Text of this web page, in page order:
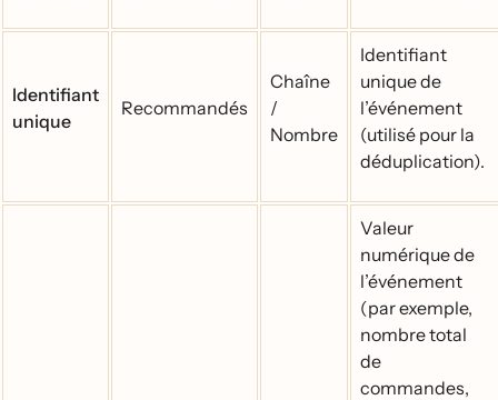
Identifiant
unique
Recommandés
Chaîne
/
Nombre
Identifiant
unique de
l’événement
(utilisé pour la
déduplication).
Valeur
numérique de
l’événement
(par exemple,
nombre total
de
commandes,